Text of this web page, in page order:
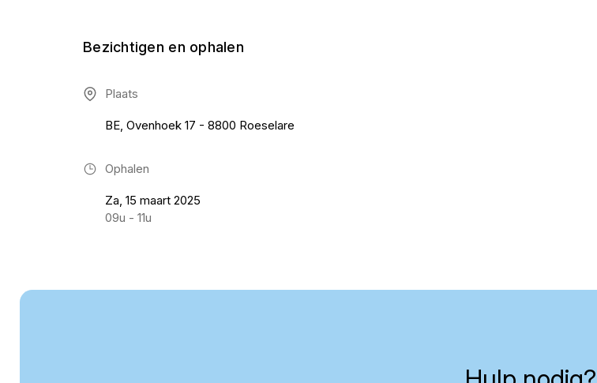
Bezichtigen en ophalen
Plaats
BE, Ovenhoek 17 - 8800 Roeselare
Ophalen
Za, 15 maart 2025
09u - 11u